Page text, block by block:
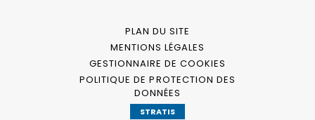
PLAN DU SITE
MENTIONS LÉGALES
GESTIONNAIRE DE COOKIES
POLITIQUE DE PROTECTION DES
DONNÉES
STRATIS